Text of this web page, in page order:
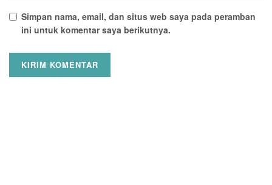
Simpan nama, email, dan situs web saya pada peramban
ini untuk komentar saya berikutnya.